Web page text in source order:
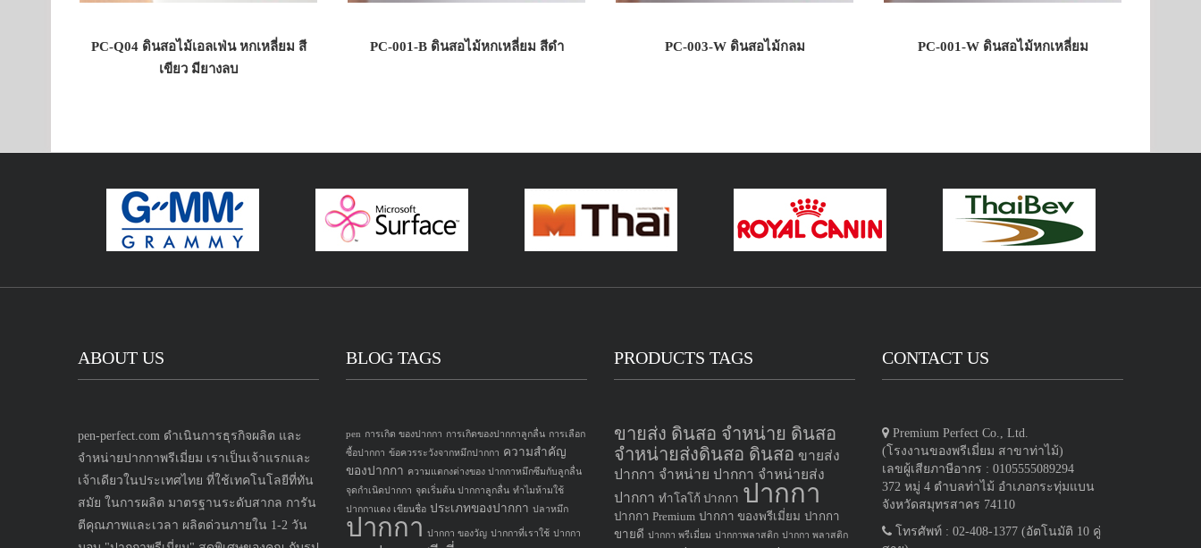
PC-Q04 ดินสอไม้เอลเฟ่น หกเหลี่ยม สี
เขียว มียางลบ
PC-001-B ดินสอไม้หกเหลี่ยม สีดำ PC-003-W ดินสอไม้กลม PC-001-W ดินสอไม้หกเหลี่ยม
ABOUT US
pen-perfect.com ดำเนินการธุรกิจผลิต และ
จำหน่ายปากกาพรีเมี่ยม เราเป็นเจ้าแรกและ
เจ้าเดียวในประเทศไทย ที่ใช้เทคโนโลยีที่ทัน
สมัย ในการผลิต มาตรฐานระดับสากล การัน
ตีคุณภาพและเวลา ผลิตด่วนภายใน 1-2 วัน
BLOG TAGS
pen การเกิด ของปากกา การเกิดของปากกาลูกลื่น การเลือก
ซื้อปากกา ข้อควรระวังจากหมึกปากกา ความสำคัญ
ของปากกา ความแตกงต่างของ ปากกาหมึกซึมกับลูกลื่น
จุดกำเนิดปากกา จุดเริ่มต้น ปากกาลูกลื่น ทำไมห้ามใช้
ปากกาแดง เขียนชื่อ ประเภทของปากกา ปลาหมึก
ปากกา ปากกา ของวัญ ปากกาที่เราใช้ ปากกา
PRODUCTS TAGS
ขายส่ง ดินสอ จำหน่าย ดินสอ
จำหน่ายส่งดินสอ ดินสอ ขายส่ง
ปากกา จำหน่าย ปากกา จำหน่ายส่ง
ปากกา ทำโลโก้ ปากกา ปากกา
ปากกา Premium ปากกา ของพรีเมี่ยม ปากกา
ขายดี ปากกา พรีเมี่ยม ปากกาพลาสติก ปากกา พลาสติก
CONTACT US
Premium Perfect Co., Ltd.
(โรงงานของพรีเมี่ยม สาขาท่าไม้)
เลขผู้เสียภาษีอากร : 0105555089294
372 หมู่ 4 ตำบลท่าไม้ อำเภอกระทุ่มแบน
จังหวัดสมุทรสาคร 74110
โทรศัพท์ : 02-408-1377 (อัตโนมัติ 10 คู่